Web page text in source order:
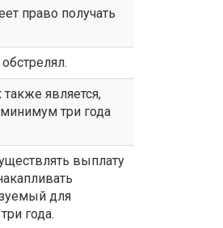
право получать
является,
три года
выплату
для
года.